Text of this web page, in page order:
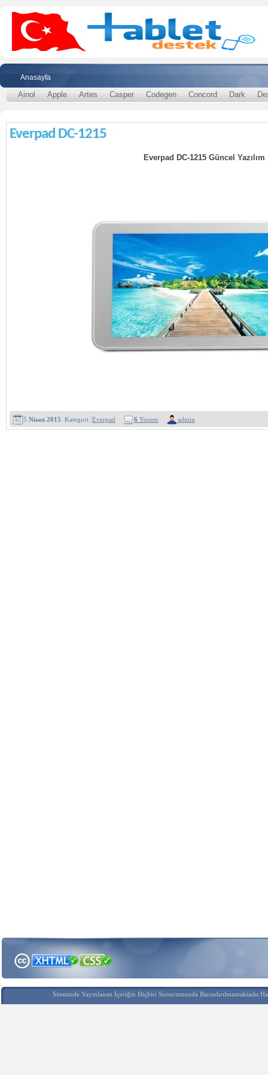
Anasayfa
Ainol Apple Artes Casper Codegen Concord Dark
Everpad DC-1215
Everpad DC-1215 Güncel Yazılım
5 Nisan 2015 Kategori :Everpad 6 Yorum admin
Sitemizde Yayınlanan İçeriğin Hiçbiri Sunucumuzda